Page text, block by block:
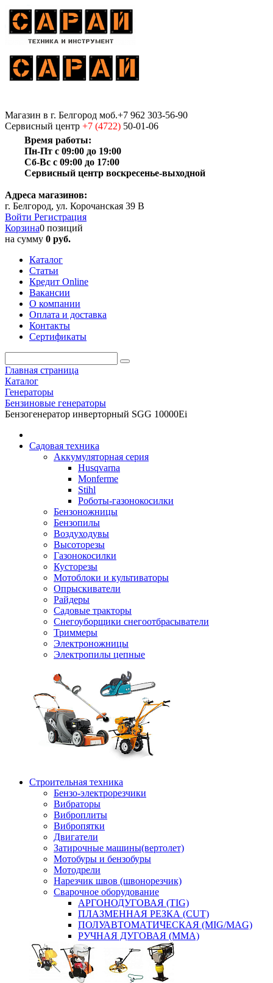
Магазин в г. Белгород моб.+7 962 303-56-90
Сервисный центр +7 (4722) 50-01-06
Время работы:
Пн-Пт с 09:00 до 19:00
Сб-Вс с 09:00 до 17:00
Сервисный центр воскресенье-выходной
Адреса магазинов:
г. Белгород, ул. Корочанская 39 В
Войти Регистрация
Корзина0 позиций
на сумму 0 руб.
Каталог
Статьи
Кредит Online
Вакансии
О компании
Оплата и доставка
Контакты
Сертификаты
Главная страница
Каталог
Генераторы
Бензиновые генераторы
Бензогенератор инверторный SGG 10000Ei
Садовая техника
Аккумуляторная серия
Husqvarna
Monferme
Stihl
Роботы-газонокосилки
Бензоножницы
Бензопилы
Воздухо­дувы
Высоторезы
Газонокосилки
Кусторезы
Мотоблоки и культиваторы
Опрыскиватели
Райдеры
Садовые тракторы
Снегоуборщики снегоотбрасыватели
Триммеры
Электроножницы
Электропилы цепные
Строительная техника
Бензо-электрорезчики
Вибраторы
Виброплиты
Вибропятки
Двигатели
Затирочные машины(вертолет)
Мотобуры и бензобуры
Мотодрели
Нарезчик швов (швонорезчик)
Сварочное оборудование
АРГОНОДУГОВАЯ (TIG)
ПЛАЗМЕННАЯ РЕЗКА (CUT)
ПОЛУАВТОМАТИЧЕСКАЯ (MIG/MAG)
РУЧНАЯ ДУГОВАЯ (MMA)